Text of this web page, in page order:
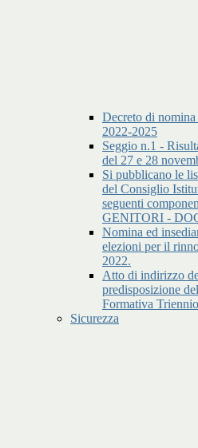
Decreto di
2022-2025
Seggio n.1 -
del 27 e 28
Si pubblicano le
del Consiglio
seguenti
GENITORI -
Nomina ed
elezioni per il
2022.
Atto di indirizzo
predisposizione
Formativa
Sicurezza